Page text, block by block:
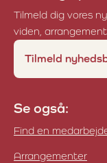
Tilmeld dig vores
viden,
Tilmeld
Se også:
Find en
Arrangementer